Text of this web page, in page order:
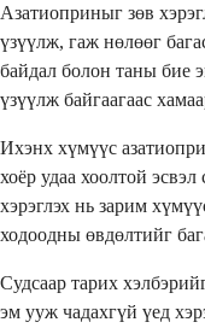
Азатиоприныг зөв
үзүүлж, гаж нөлөөг
байдал болон таны бие
үзүүлж байгаагаас
Ихэнх хүмүүс
хоёр удаа хоолтой
хэрэглэх нь зарим
ходоодны өвдөлтийг
Судсаар тарих
эм ууж чадахгүй үед